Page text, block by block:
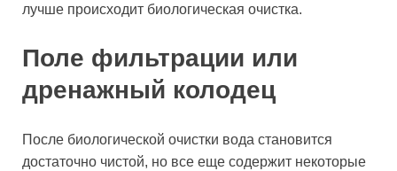
лучше происходит биологическая очистка.
Поле фильтрации или
дренажный колодец
После биологической очистки вода становится
достаточно чистой, но все еще содержит некоторые